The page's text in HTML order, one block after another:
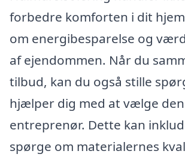
forbedre komforten i dit
om energibesparelse og
af ejendommen. Når du
tilbud, kan du også stille
hjælper dig med at vælge
entreprenør. Dette kan
spørge om materialernes